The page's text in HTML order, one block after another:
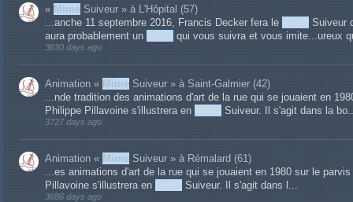
« Mime Suiveur » à L'Hôpital (57)
...anche 11 septembre 2016, Francis Decker fera le Mime Suiveur
aura probablement un Mime qui vous suivra et vous imite...ureux
3630 days ago
Animation « Mime Suiveur » à Saint-Galmier (42)
...nde tradition des animations d'art de la rue qui se jouaient en
Philippe Pillavoine s'illustrera en Mime Suiveur. Il s'agit dans la
3727 days ago
Animation « Mime Suiveur » à Rémalard (61)
...es animations d'art de la rue qui se jouaient en 1980 sur le
Pillavoine s'illustrera en Mime Suiveur. Il s'agit dans l...
3686 days ago